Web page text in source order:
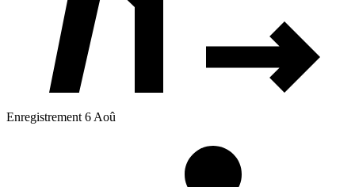
Enregistrement 6 Aoû